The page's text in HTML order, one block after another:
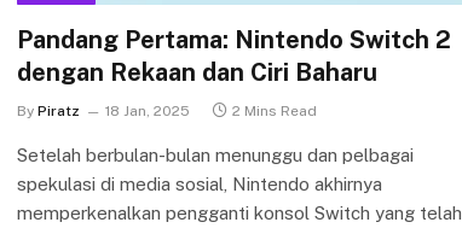
Pandang Pertama: Nintendo Switch 2
dengan Rekaan dan Ciri Baharu
By Piratz 18 Jan, 2025 2 Mins Read
Setelah berbulan-bulan menunggu dan pelbagai
spekulasi di media sosial, Nintendo akhirnya
memperkenalkan pengganti konsol Switch yang telah